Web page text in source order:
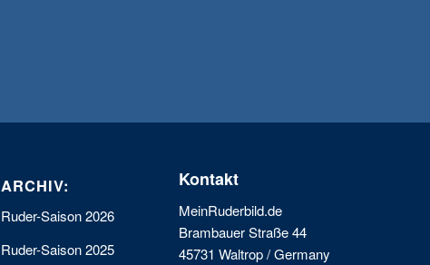
ARCHIV:
Ruder-Saison 2026
Ruder-Saison 2025
Kontakt
MeinRuderbild.de
Brambauer Straße 44
45731 Waltrop / Germany